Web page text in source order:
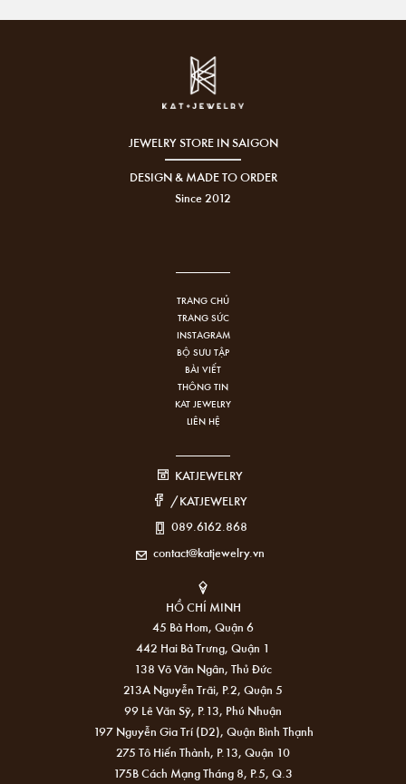
JEWELRY STORE IN SAIGON
DESIGN & MADE TO ORDER
Since 2012
TRANG CHỦ
TRANG SỨC
INSTAGRAM
BỘ SƯU TẬP
BÀI VIẾT
THÔNG TIN
KAT JEWELRY
LIÊN HỆ
KATJEWELRY
/KATJEWELRY
089.6162.868
contact@katjewelry.vn
HỒ CHÍ MINH
45 Bà Hom, Quận 6
442 Hai Bà Trưng, Quận 1
138 Võ Văn Ngân, Thủ Đức
213A Nguyễn Trãi, P.2, Quận 5
99 Lê Văn Sỹ, P.13, Phú Nhuận
197 Nguyễn Gia Trí (D2), Quận Bình Thạnh
275 Tô Hiến Thành, P.13, Quận 10
175B Cách Mạng Tháng 8, P.5, Q.3